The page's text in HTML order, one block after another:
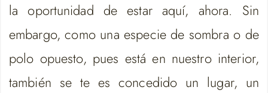
la oportunidad de estar aquí, ahora. Sin
embargo, como una especie de sombra o de
polo opuesto, pues está en nuestro interior,
también se te es concedido un lugar, un